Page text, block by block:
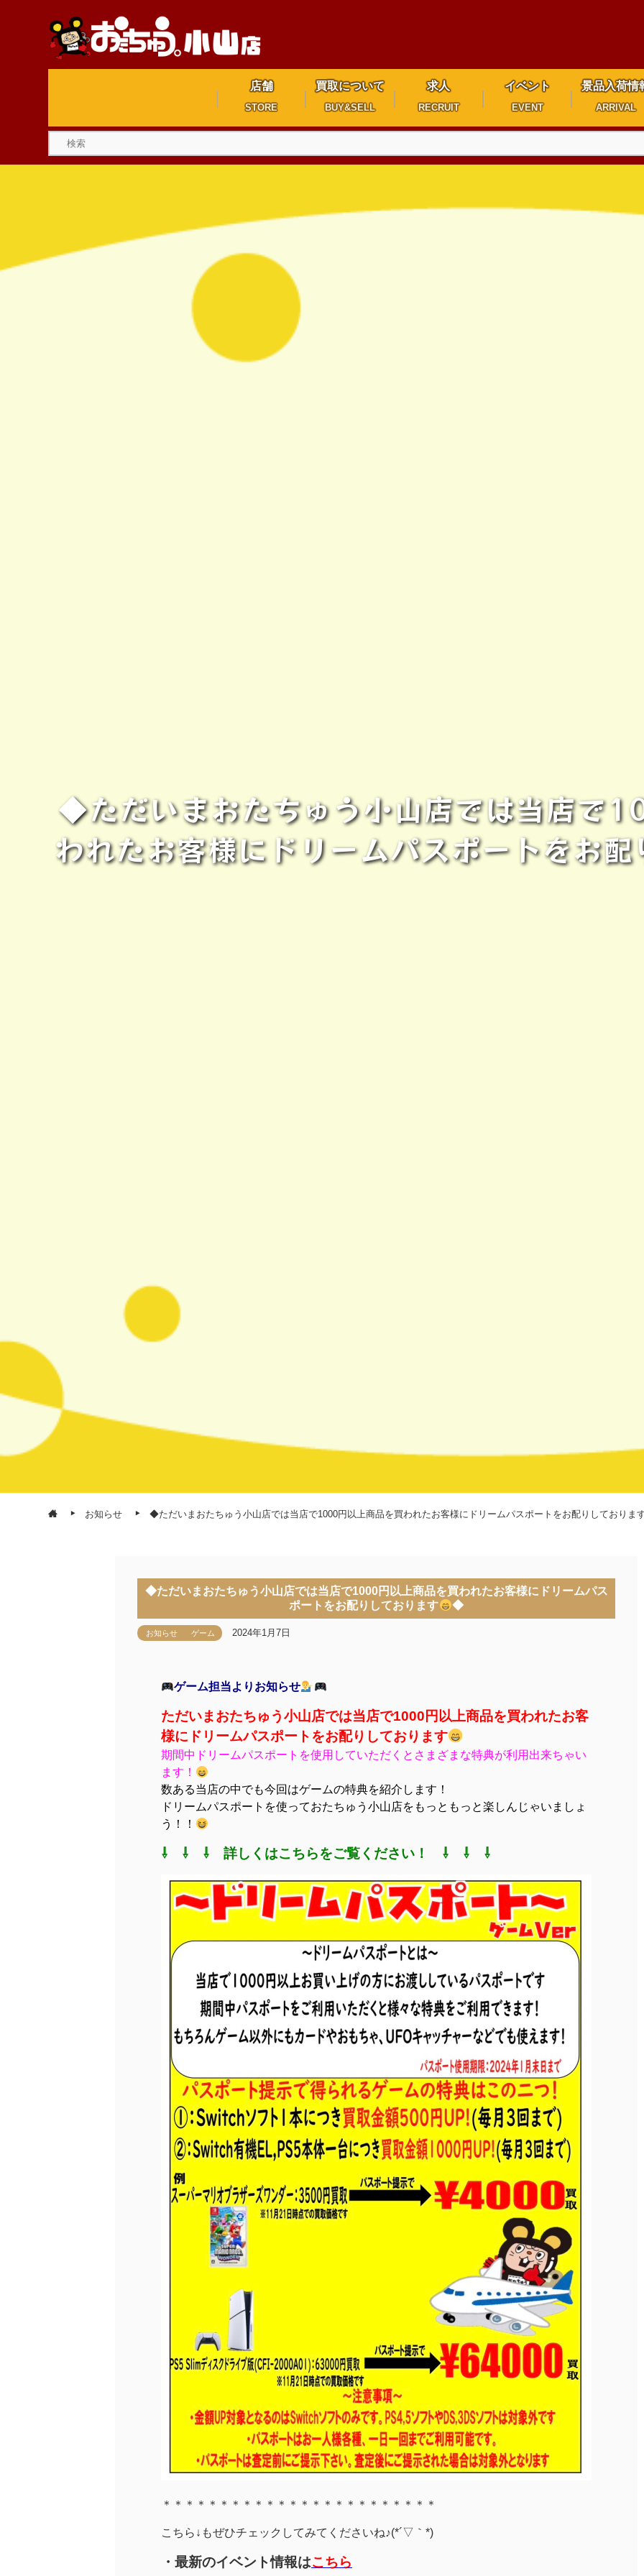
店舗
STORE
買取について
BUY&SELL
求人
RECRUIT
イベント
EVENT
景品入荷情
ARRIVAL
◆ただいまおたちゅう小山店では当店で
われたお客様にドリームパスポートをお
お知らせ ◆ただいまおたちゅう小山店では当店で1000円以上商品を買われたお客様にドリームパスポートをお配りしておりま
◆ただいまおたちゅう小山店では当店で1000円以上商品を買われたお客様にドリームパス
ポートをお配りしております
◆
お知らせ ゲーム 2024年1月7日
ゲーム担当よりお知らせ
ただいまおたちゅう小山店では当店で1000円以上商品を買われたお客
様に ドリームパスポートをお配りしております
期間中ドリームパスポートを使用していただくとさまざまな特典が利用出来ちゃい
ます！
数ある当店の中でも今回はゲームの特典を紹介します！
ドリームパスポートを使っておたちゅう小山店をもっともっと楽しんじゃいましょ
う！！
⇩ ⇩ ⇩ 詳しくはこちらをご覧ください！ ⇩ ⇩ ⇩
＊＊＊＊＊＊＊＊＊＊＊＊＊＊＊＊＊＊＊＊＊＊＊＊
こちら↓もぜひチェックしてみてくださいね♪(*´▽｀*)
・最新のイベント情報はこちら